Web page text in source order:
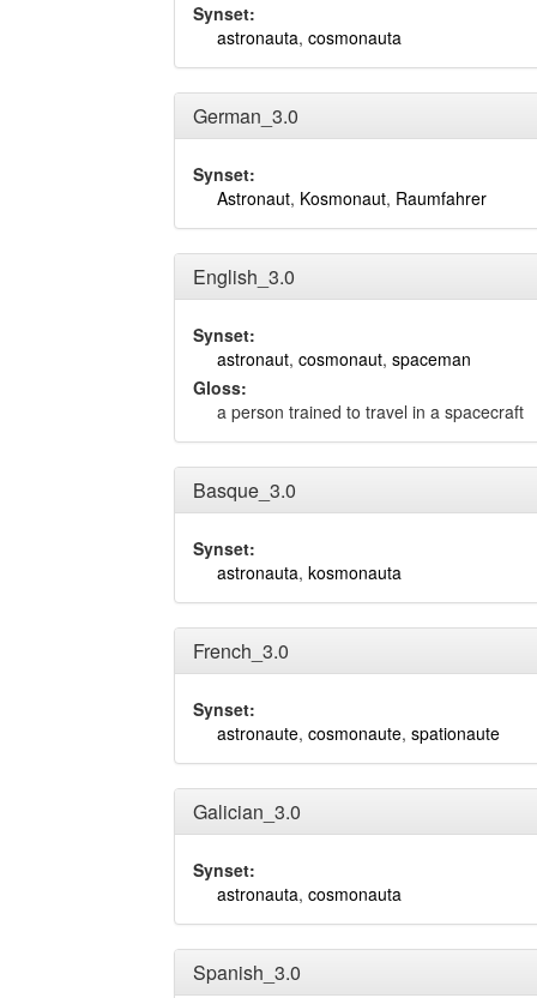
Synset:
astronauta, cosmonauta
German_3.0
Synset:
Astronaut, Kosmonaut, Raumfahrer
English_3.0
Synset:
astronaut, cosmonaut, spaceman
Gloss:
a person trained to travel in a spacecraft
Basque_3.0
Synset:
astronauta, kosmonauta
French_3.0
Synset:
astronaute, cosmonaute, spationaute
Galician_3.0
Synset:
astronauta, cosmonauta
Spanish_3.0